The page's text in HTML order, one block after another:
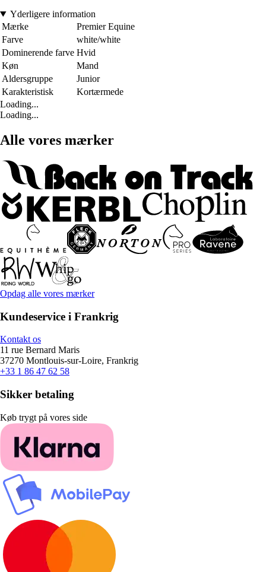
Yderligere information
Mærke
Premier Equine
Farve
white/white
Dominerende farve Hvid
Køn
Mand
Aldersgruppe
Junior
Karakteristisk
Kortærmede
Loading...
Loading...
Alle vores mærker
Opdag alle vores mærker
Kundeservice i Frankrig
Kontakt os
11 rue Bernard Maris
37270 Montlouis-sur-Loire, Frankrig
+33 1 86 47 62 58
Sikker betaling
Køb trygt på vores side